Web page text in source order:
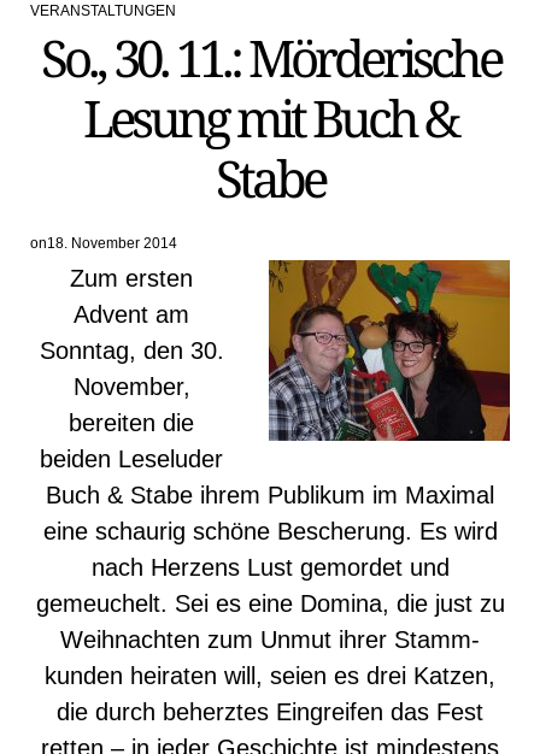
POSTED
VERANSTALTUNGEN
So., 30. 11.: Mörderische
Lesung mit Buch &
Stabe
on18. November 2014
Zum ersten
Advent am
Sonntag, den 30.
November,
bereiten die
beiden Leseluder
Buch & Stabe ihrem Publikum im Maximal
eine schaurig schöne Bescherung. Es wird
nach Herzens Lust gemordet und
gemeuchelt. Sei es eine Domina, die just zu
Weihnachten zum Unmut ihrer Stamm-
kunden heiraten will, seien es drei Katzen,
die durch beherztes Eingreifen das Fest
retten – in jeder Geschichte ist mindestens